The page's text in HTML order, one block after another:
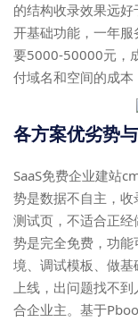
的结构收录效果远好
开基础功能，一年
要5000-50000元，
付域名和空间的成本
各方案优劣势
SaaS免费企业建站
势是数据不自主，
测试页，不适合正
势是完全免费，功
境、调试模板、做
上线，出问题找不
合企业主。基于